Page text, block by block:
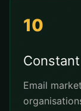
10
Email